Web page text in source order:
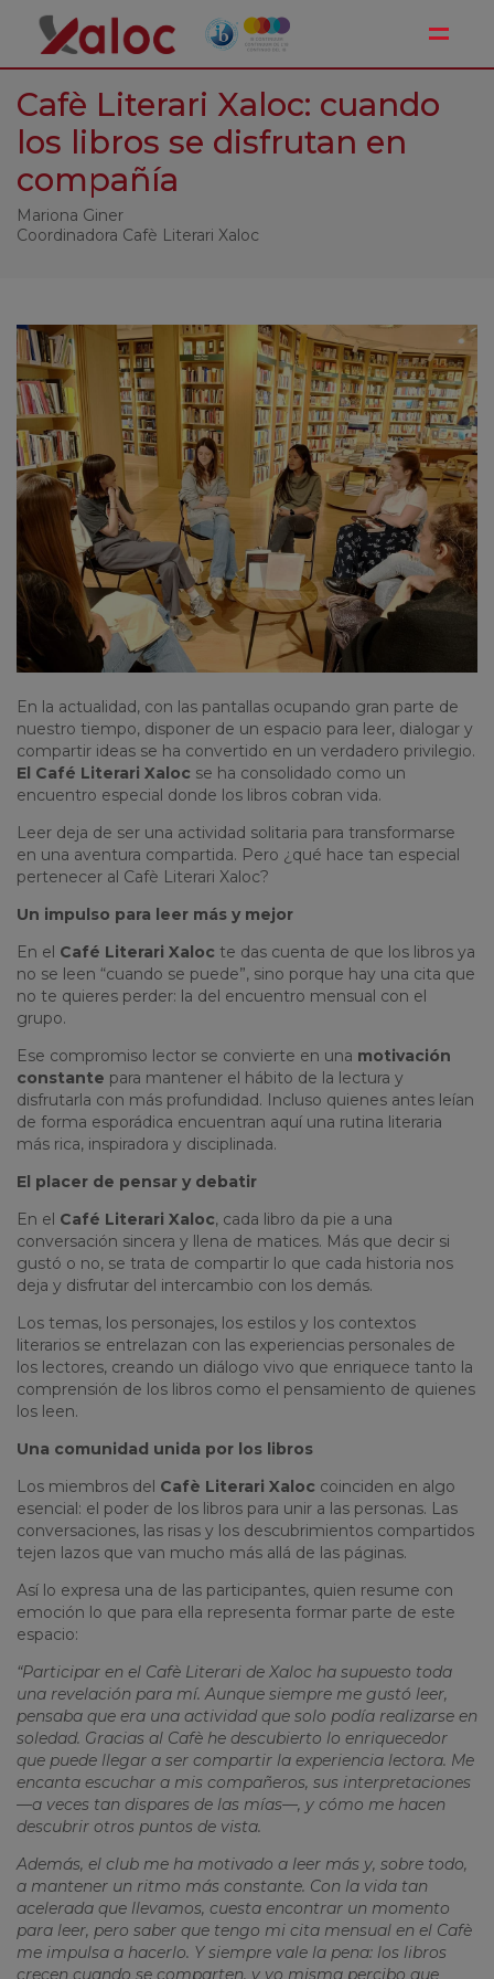
Cafè Literari Xaloc: cuando
los libros se disfrutan en
compañía
Mariona Giner
Coordinadora Cafè Literari Xaloc
En la actualidad, con las pantallas ocupando gran parte de
nuestro tiempo, disponer de un espacio para leer, dialogar y
compartir ideas se ha convertido en un verdadero privilegio.
El Café Literari Xaloc se ha consolidado como un
encuentro especial donde los libros cobran vida.
Leer deja de ser una actividad solitaria para transformarse
en una aventura compartida. Pero ¿qué hace tan especial
pertenecer al Cafè Literari Xaloc?
Un impulso para leer más y mejor
En el Café Literari Xaloc te das cuenta de que los libros ya
no se leen “cuando se puede”, sino porque hay una cita que
no te quieres perder: la del encuentro mensual con el
grupo.
Ese compromiso lector se convierte en una motivación
constante para mantener el hábito de la lectura y
disfrutarla con más profundidad. Incluso quienes antes leían
de forma esporádica encuentran aquí una rutina literaria
más rica, inspiradora y disciplinada.
El placer de pensar y debatir
En el Café Literari Xaloc, cada libro da pie a una
conversación sincera y llena de matices. Más que decir si
gustó o no, se trata de compartir lo que cada historia nos
deja y disfrutar del intercambio con los demás.
Los temas, los personajes, los estilos y los contextos
literarios se entrelazan con las experiencias personales de
los lectores, creando un diálogo vivo que enriquece tanto la
comprensión de los libros como el pensamiento de quienes
los leen.
Una comunidad unida por los libros
Los miembros del Cafè Literari Xaloc coinciden en algo
esencial: el poder de los libros para unir a las personas. Las
conversaciones, las risas y los descubrimientos compartidos
tejen lazos que van mucho más allá de las páginas.
Así lo expresa una de las participantes, quien resume con
emoción lo que para ella representa formar parte de este
espacio:
“Participar en el Cafè Literari de Xaloc ha supuesto toda
una revelación para mí. Aunque siempre me gustó leer,
pensaba que era una actividad que solo podía realizarse en
soledad. Gracias al Cafè he descubierto lo enriquecedor
que puede llegar a ser compartir la experiencia lectora. Me
encanta escuchar a mis compañeros, sus interpretaciones
—a veces tan dispares de las mías—, y cómo me hacen
descubrir otros puntos de vista.
Además, el club me ha motivado a leer más y, sobre todo,
a mantener un ritmo más constante. Con la vida tan
acelerada que llevamos, cuesta encontrar un momento
para leer, pero saber que tengo mi cita mensual en el Cafè
me impulsa a hacerlo. Y siempre vale la pena: los libros
crecen cuando se comparten, y yo misma percibo que